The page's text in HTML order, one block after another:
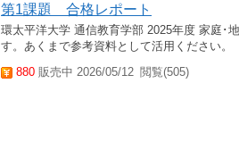
第1課題 合格レポート
環太平洋大学 通信教育学部 2025年度 家庭･
す。あくまで参考資料として活用ください。
880 販売中 2026/05/12 閲覧(505)